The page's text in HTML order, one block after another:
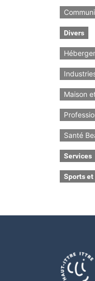
Divers
Maison
Santé
Services
Sports